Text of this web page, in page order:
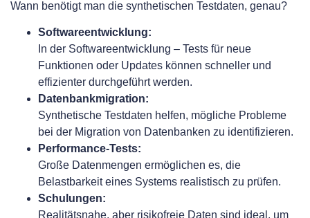
Wann benötigt man die synthetischen Testdaten, genau?
Softwareentwicklung:
In der Softwareentwicklung – Tests für neue
Funktionen oder Updates können schneller und
effizienter durchgeführt werden.
Datenbankmigration:
Synthetische Testdaten helfen, mögliche Probleme
bei der Migration von Datenbanken zu identifizieren.
Performance-Tests:
Große Datenmengen ermöglichen es, die
Belastbarkeit eines Systems realistisch zu prüfen.
Schulungen:
Realitätsnahe, aber risikofreie Daten sind ideal, um